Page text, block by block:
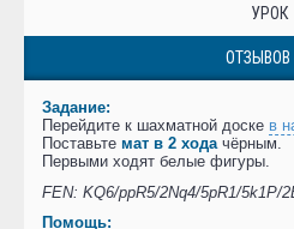
УРОК
ОТЗЫВОВ
Задание:
Перейдите к шахматной доске в
Поставьте мат в 2 ходачёрным.
Первыми ходят белые фигуры.
FEN: KQ6/ppR5/2Nq4/5pR1/5k1P/
Помощь: